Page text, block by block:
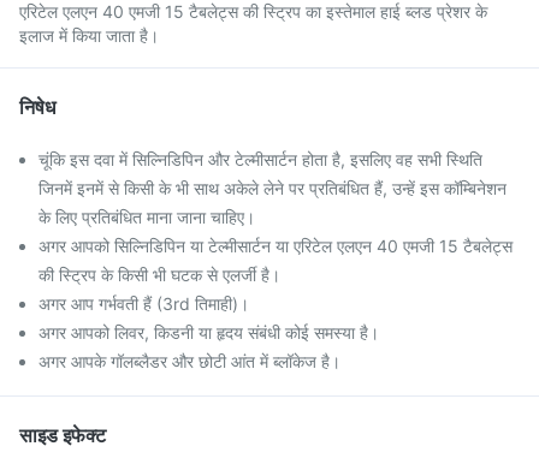
एरिटेल एलएन 40 एमजी 15 टैबलेट्स की स्ट्रिप का इस्तेमाल हाई ब्लड प्रेशर के
इलाज में किया जाता है।
निषेध
चूंकि इस दवा में सिल्निडिपिन और टेल्मीसार्टन होता है, इसलिए वह सभी स्थिति
जिनमें इनमें से किसी के भी साथ अकेले लेने पर प्रतिबंधित हैं, उन्हें इस कॉम्बिनेशन
के लिए प्रतिबंधित माना जाना चाहिए।
अगर आपको सिल्निडिपिन या टेल्मीसार्टन या एरिटेल एलएन 40 एमजी 15 टैबलेट्स
की स्ट्रिप के किसी भी घटक से एलर्जी है।
अगर आप गर्भवती हैं (3rd तिमाही)।
अगर आपको लिवर, किडनी या हृदय संबंधी कोई समस्या है।
अगर आपके गॉलब्लैडर और छोटी आंत में ब्लॉकेज है।
साइड इफेक्ट